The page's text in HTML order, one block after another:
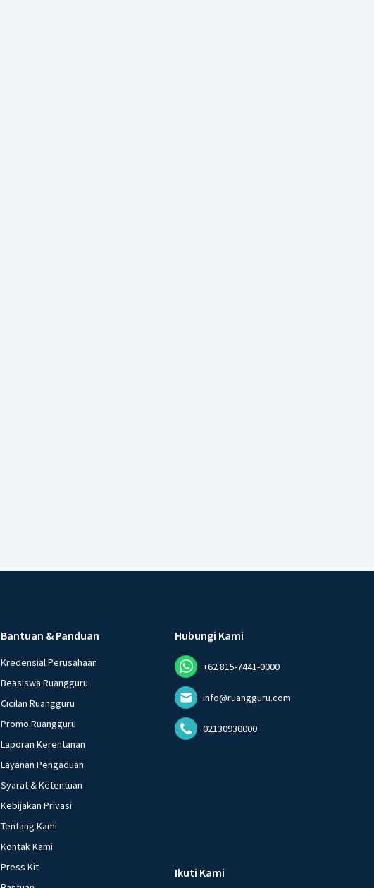
Bantuan & Panduan
Kredensial Perusahaan
Beasiswa Ruangguru
Cicilan Ruangguru
Promo Ruangguru
Laporan Kerentanan
Layanan Pengaduan
Syarat & Ketentuan
Kebijakan Privasi
Tentang Kami
Kontak Kami
Press Kit
Hubungi Kami
+62 815-7441-0000
info@ruangguru.com
02130930000
Ikuti Kami